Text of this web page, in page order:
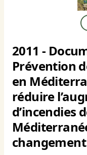
2011 -
Prévention
en
réduire
d’incendies